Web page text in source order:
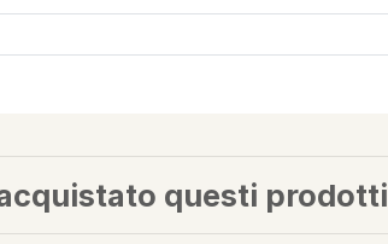
questi prodotti